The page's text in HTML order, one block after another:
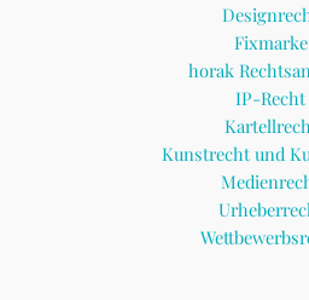
Fixmarke
horak
IP-Recht
Kunstrecht und